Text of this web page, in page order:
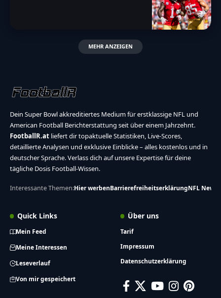
MEHR ANZEIGEN
Dein Super Bowl akkreditiertes Medium für erstklassige NFL und
American Football Berichterstattung seit über einem Jahrzehnt.
FootballR.at liefert dir topaktuelle Statistiken, Live-Scores,
detaillierte Analysen und exklusive Einblicke – alles kostenlos und in
deutscher Sprache. Verlass dich auf unsere Expertise für deine
tägliche Dosis Football-Wissen.
Interessante Themen:Hier werbenBarrierefreiheitserklärungNFL News
Quick Links
Mein Feed
Meine Interessen
Leseverlauf
Von mir gespeichert
Über uns
Tarif
Impressum
Datenschutzerklärung